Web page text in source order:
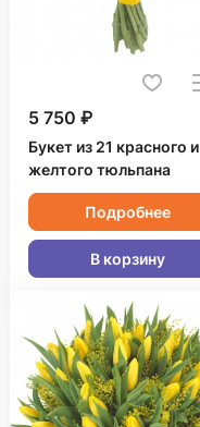
5 750 ₽
Букет из 21 красного и
желтого тюльпана
Подробнее
В корзину